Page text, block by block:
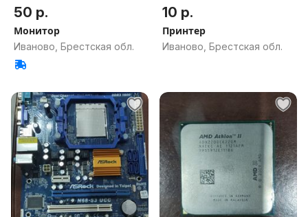
50 р.
Монитор
Иваново, Брестская обл.
10 р.
Принтер
Иваново, Брестская обл.